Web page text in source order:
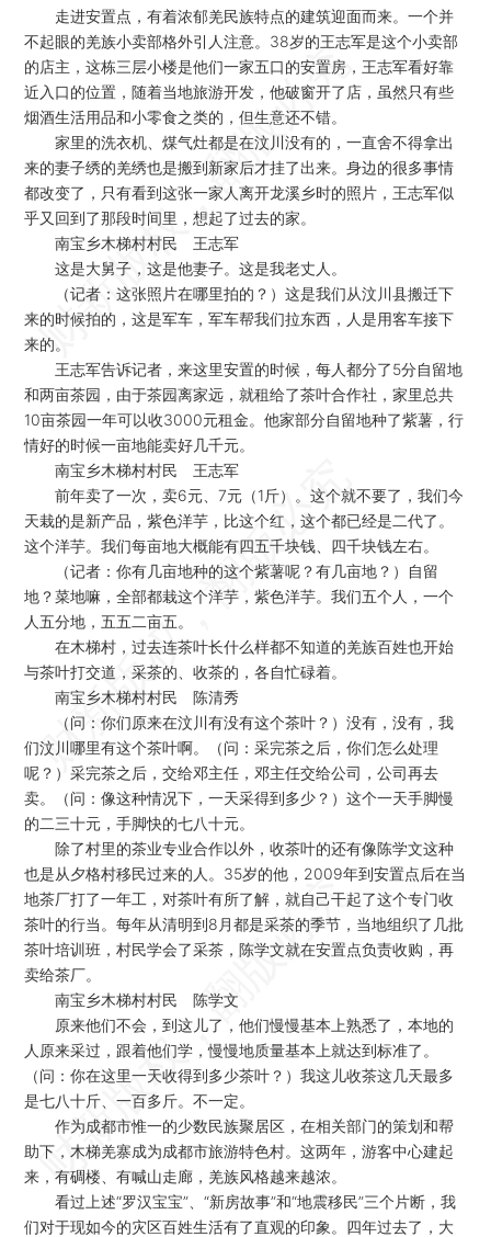
走进安置点，有着浓郁羌民族特点的建筑迎面而来。一个并
不起眼的羌族小卖部格外引人注意。38岁的王志军是这个小卖部
的店主，这栋三层小楼是他们一家五口的安置房，王志军看好靠
近入口的位置，随着当地旅游开发，他破窗开了店，虽然只有些
烟酒生活用品和小零食之类的，但生意还不错。
家里的洗衣机、煤气灶都是在汶川没有的，一直舍不得拿出
来的妻子绣的羌绣也是搬到新家后才挂了出来。身边的很多事情
都改变了，只有看到这张一家人离开龙溪乡时的照片，王志军似
乎又回到了那段时间里，想起了过去的家。
南宝乡木梯村村民 王志军
这是大舅子，这是他妻子。这是我老丈人。
（记者：这张照片在哪里拍的？）这是我们从汶川县搬迁下
来的时候拍的，这是军车，军车帮我们拉东西，人是用客车接下
来的。
王志军告诉记者，来这里安置的时候，每人都分了5分自留地
和两亩茶园，由于茶园离家远，就租给了茶叶合作社，家里总共
10亩茶园一年可以收3000元租金。他家部分自留地种了紫薯，行
情好的时候一亩地能卖好几千元。
南宝乡木梯村村民 王志军
前年卖了一次，卖6元、7元（1斤）。这个就不要了，我们今
天栽的是新产品，紫色洋芋，比这个红，这个都已经是二代了。
这个洋芋。我们每亩地大概能有四五千块钱、四千块钱左右。
（记者：你有几亩地种的这个紫薯呢？有几亩地？）自留
地？菜地嘛，全部都栽这个洋芋，紫色洋芋。我们五个人，一个
人五分地，五五二亩五。
在木梯村，过去连茶叶长什么样都不知道的羌族百姓也开始
与茶叶打交道，采茶的、收茶的，各自忙碌着。
南宝乡木梯村村民 陈清秀
（问：你们原来在汶川有没有这个茶叶？）没有，没有，我
们汶川哪里有这个茶叶啊。（问：采完茶之后，你们怎么处理
呢？）采完茶之后，交给邓主任，邓主任交给公司，公司再去
卖。（问：像这种情况下，一天采得到多少？）这个一天手脚慢
的二三十元，手脚快的七八十元。
除了村里的茶业专业合作以外，收茶叶的还有像陈学文这种
也是从夕格村移民过来的人。35岁的他，2009年到安置点后在当
地茶厂打了一年工，对茶叶有所了解，就自己干起了这个专门收
茶叶的行当。每年从清明到8月都是采茶的季节，当地组织了几批
茶叶培训班，村民学会了采茶，陈学文就在安置点负责收购，再
卖给茶厂。
南宝乡木梯村村民 陈学文
原来他们不会，到这儿了，他们慢慢基本上熟悉了，本地的
人原来采过，跟着他们学，慢慢地质量基本上就达到标准了。
（问：你在这里一天收得到多少茶叶？）我这儿收茶这几天最多
是七八十斤、一百多斤。不一定。
作为成都市惟一的少数民族聚居区，在相关部门的策划和帮
助下，木梯羌寨成为成都市旅游特色村。这两年，游客中心建起
来，有碉楼、有喊山走廊，羌族风格越来越浓。
看过上述“罗汉宝宝”、“新房故事”和“地震移民”三个片断，我
们对于现如今的灾区百姓生活有了直观的印象。四年过去了，大